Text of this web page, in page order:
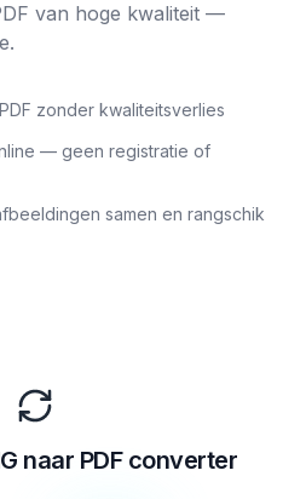
van hoge kwaliteit —
zonder kwaliteitsverlies
— geen registratie of
samen en rangschik
naar PDF converter